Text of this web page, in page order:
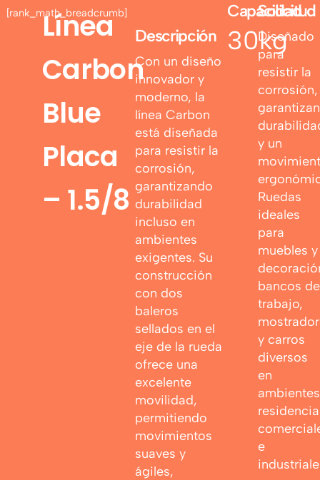
[rank_math_breadcrumb]
Línea
Carbon
Blue
Placa
– 1.5/8
Descripción
Con un diseño
innovador y
moderno, la
línea Carbon
está diseñada
para resistir la
corrosión,
garantizando
durabilidad
incluso en
ambientes
exigentes. Su
construcción
con dos
baleros
sellados en el
eje de la rueda
ofrece una
excelente
movilidad,
permitiendo
movimientos
suaves y
ágiles,
Capacidad
30kg
Solicitud
Diseñado
para
resistir la
corrosión,
y un
Ruedas
ideales
para
muebles y
bancos de
trabajo,
y carros
diversos
en
ambientes
e